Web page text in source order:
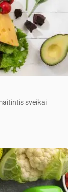
sveikai